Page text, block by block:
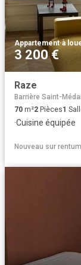
Appartement·à
3 200 €
Raze
Barrière Saint-
70 m²2 Pièces1
·Cuisine équipée
Nouveau sur